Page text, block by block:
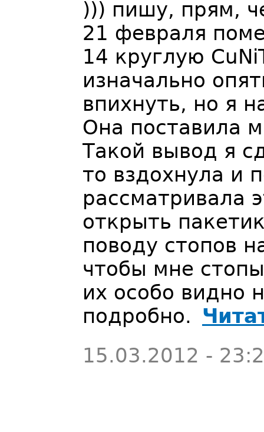
))) пишу, прям,
21 февраля
14 круглую
изначально
впихнуть, но я
Она поставила
Такой вывод я
то вздохнула и
рассматривала
открыть
поводу стопов
чтобы мне
их особо видно
подробно.
15.03.2012 -